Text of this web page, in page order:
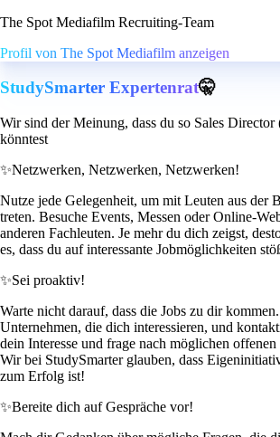
The Spot Mediafilm Recruiting-Team
Profil von The Spot Mediafilm anzeigen
StudySmarter Expertenrat🤫
Wir sind der Meinung, dass du so Sales Director
könntest
✨Netzwerken, Netzwerken, Netzwerken!
Nutze jede Gelegenheit, um mit Leuten aus der
treten. Besuche Events, Messen oder Online-
anderen Fachleuten. Je mehr du dich zeigst,
es, dass du auf interessante Jobmöglichkeiten
✨Sei proaktiv!
Warte nicht darauf, dass die Jobs zu dir
Unternehmen, die dich interessieren, und
dein Interesse und frage nach möglichen
Wir bei StudySmarter glauben, dass
zum Erfolg ist!
✨Bereite dich auf Gespräche vor!